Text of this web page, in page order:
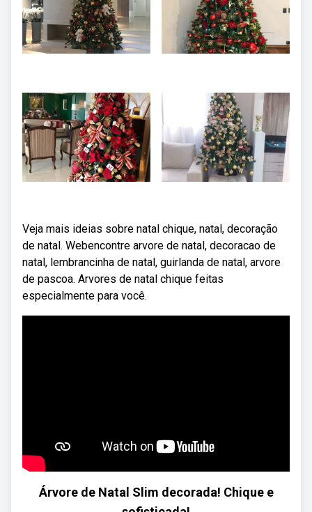
Veja mais ideias sobre natal chique, natal, decoração
de natal. Webencontre arvore de natal, decoracao de
natal, lembrancinha de natal, guirlanda de natal, arvore
de pascoa. Arvores de natal chique feitas
especialmente para você.
Árvore de Natal Slim decorada! Chique e